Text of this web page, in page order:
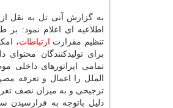
به گزارش آنی تل به نقل
تنظیم مقرارت
ارتباطات،
برای تولیدکنندگان
تمامی اپراتورهای داخلی
الملل را اعمال و تعرفه
ترجیحی و به میزان نصف
دلیل باتوجه به فرارسیدن